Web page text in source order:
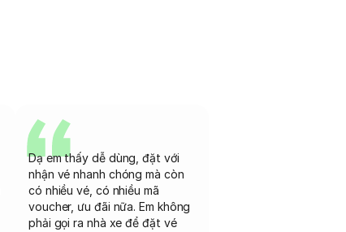
Dạ em thấy dễ dùng, đặt với
nhận vé nhanh chóng mà còn
có nhiều vé, có nhiều mã
voucher, ưu đãi nữa. Em không
phải gọi ra nhà xe để đặt vé